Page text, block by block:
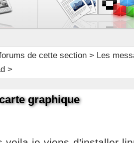
de cette section> Les
>
graphique